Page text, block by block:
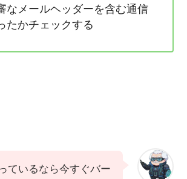
なメールヘッダーを含む通信
たかチェックする
ているなら今すぐバー